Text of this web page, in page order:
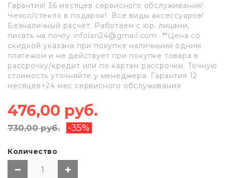
Гарантия! 36 месяцев сервисного обслуживания!
Чехол/стекло в подарок! Все виды аксессуаров!
Безналичный расчёт. Работаем с юр. лицами,
писать на почту infolan24@gmail.com **Цена со
скидкой указана при покупке наличными одним
платежом и не действует при покупке товара в
рассрочку/кредит или по картам рассрочки. Точную
стоимость уточняйте у менеджера. Гарантия 12
месяцев+24 мес сервисного обслуживания
476,00 руб.
730,00 руб. -35%
Количество